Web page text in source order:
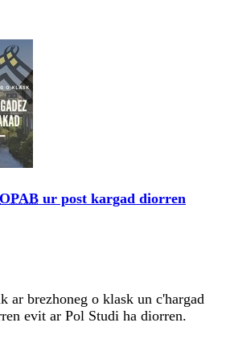
OPAB ur post kargad diorren
ar brezhoneg o klask un c'hargad
evit ar Pol Studi ha diorren.